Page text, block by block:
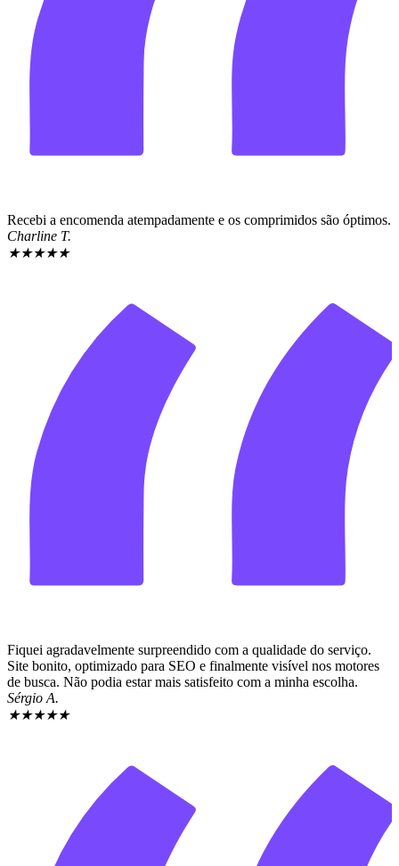
Recebi a encomenda atempadamente e os comprimidos são óptimos.
Charline T.
★★★★★
Fiquei agradavelmente surpreendido com a qualidade do serviço.
Site bonito, optimizado para SEO e finalmente visível nos motores
de busca. Não podia estar mais satisfeito com a minha escolha.
Sérgio A.
★★★★★